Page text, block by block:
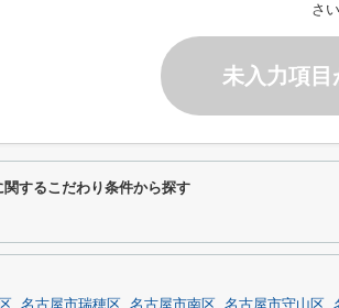
さい
未入力項
するこだわり条件から探す
名古屋市瑞穂区 名古屋市南区 名古屋市守山区